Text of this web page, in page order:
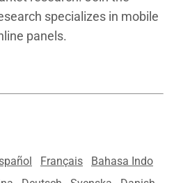
specializes in mobile
panels.
Français
Bahasa Indo